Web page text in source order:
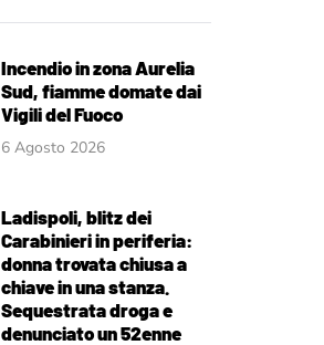
Incendio in zona Aurelia
Sud, fiamme domate dai
Vigili del Fuoco
6 Agosto 2026
Ladispoli, blitz dei
Carabinieri in periferia:
donna trovata chiusa a
chiave in una stanza.
Sequestrata droga e
denunciato un 52enne